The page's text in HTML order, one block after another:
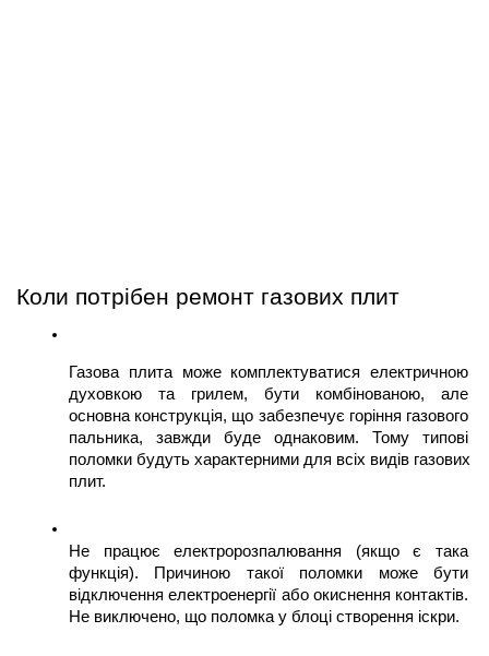
Коли потрібен ремонт газових плит
Газова плита може комплектуватися електричною
духовкою та грилем, бути комбінованою, але
основна конструкція, що забезпечує горіння газового
пальника, завжди буде однаковим. Тому типові
поломки будуть характерними для всіх видів газових
плит.
Не працює електророзпалювання (якщо є така
функція). Причиною такої поломки може бути
відключення електроенергії або окиснення контактів.
Не виключено, що поломка у блоці створення іскри.